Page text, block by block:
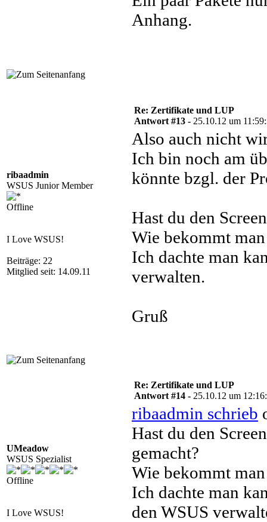
Anhang.
ribaadmin
WSUS Junior Member
Offline
I Love WSUS!
Beiträge: 22
Mitglied seit: 14.09.11
Re: Zertifikate und LUP
Antwort #13 - 25.10.12 um
Also auch nicht
Ich bin noch am
könnte bzgl. der
Hast du den
Wie bekommt
Ich dachte man
verwalten.
Gruß
UMeadow
WSUS Spezialist
Offline
I Love WSUS!
Re: Zertifikate und LUP
Antwort #14 - 25.10.12 um
ribaadmin schrieb
Hast du den
gemacht?
Wie bekommt
Ich dachte man
den WSUS